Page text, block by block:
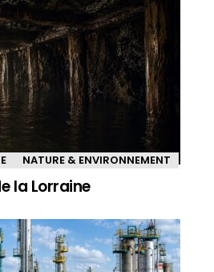
NATURE & ENVIRONNEMENT
la Lorraine